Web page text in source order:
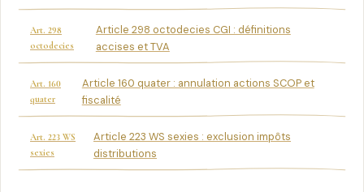
Art. 298
octodecies
Article 298 octodecies CGI : définitions
accises et TVA
Art. 160
quater
Article 160 quater : annulation actions SCOP et
fiscalité
Art. 223 WS
sexies
Article 223 WS sexies : exclusion impôts
distributions